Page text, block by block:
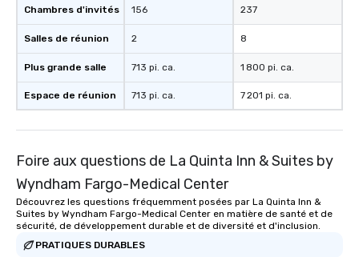
Chambres d'invités
Salles de réunion
Plus grande salle
Espace de réunion
156
2
713 pi. ca.
713 pi. ca.
237
8
1 800 pi. ca.
7 201 pi. ca.
Foire aux questions de La Quinta Inn & Suites by
Wyndham Fargo-Medical Center
Découvrez les questions fréquemment posées par La Quinta Inn &
Suites by Wyndham Fargo-Medical Center en matière de santé et de
sécurité, de développement durable et de diversité et d'inclusion.
PRATIQUES DURABLES